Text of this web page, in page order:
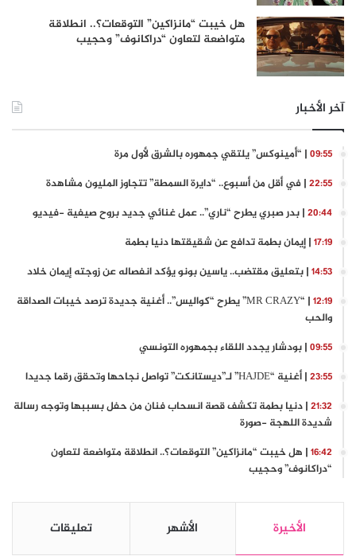
هل خيبت “مانزاكين” التوقعات؟.. انطلاقة
متواضعة لتعاون “دراكانوف” وحجيب
آخر الأخبار
09:55 | “أمينوكس” يلتقي جمهوره بالشرق لأول مرة
22:55 | في أقل من أسبوع.. “دايرة السمطة” تتجاوز المليون مشاهدة
20:44 | بدر صبري يطرح “ناري”.. عمل غنائي جديد بروح صيفية -فيديو
17:19 | إيمان بطمة تدافع عن شقيقتها دنيا بطمة
14:53 | بتعليق مقتضب.. ياسين بونو يؤكد انفصاله عن زوجته إيمان خلاد
12:19
| “MR CRAZY” يطرح “كواليس”.. أغنية جديدة ترصد خيبات الصداقة
والحب
09:55 | بودشار يجدد اللقاء بجمهوره التونسي
23:55 | أغنية “HAJDE” لـ”ديستانكت” تواصل نجاحها وتحقق رقما جديدا
21:32 | دنيا بطمة تكشف قصة انسحاب فنان من حفل بسببها وتوجه رسالة
شديدة اللهجة -صورة
16:42 | هل خيبت “مانزاكين” التوقعات؟.. انطلاقة متواضعة لتعاون
“دراكانوف” وحجيب
الأخيرة الأشهر تعليقات